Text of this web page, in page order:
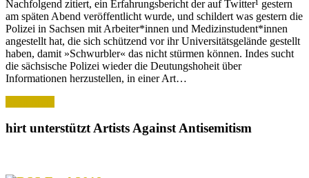
Nachfolgend zitiert, ein Erfahrungsbericht der auf Twitter¹ gestern
am späten Abend veröffentlicht wurde, und schildert was gestern die
Polizei in Sachsen mit Arbeiter*innen und Medizinstudent*innen
angestellt hat, die sich schützend vor ihr Universitätsgelände gestellt
haben, damit »Schwurbler« das nicht stürmen können. Indes sucht
die sächsische Polizei wieder die Deutungshoheit über
Informationen herzustellen, in einer Art…
hirt unterstützt Artists Against Antisemitism